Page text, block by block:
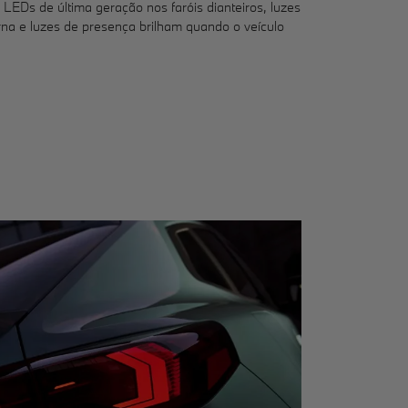
de última geração nos faróis dianteiros, luzes
e luzes de presença brilham quando o veículo